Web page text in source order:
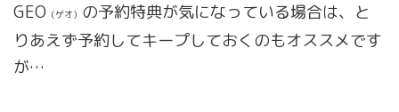
GEO （ゲオ） の予約特典が気になっている場合は、と
りあえず予約してキープしておくのもオススメです
が…